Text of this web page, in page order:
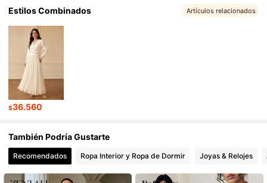
Estilos Combinados Artículos relacionados
$36.560
También Podría Gustarte
Recomendados Ropa Interior y Ropa de Dormir Joyas & Relojes